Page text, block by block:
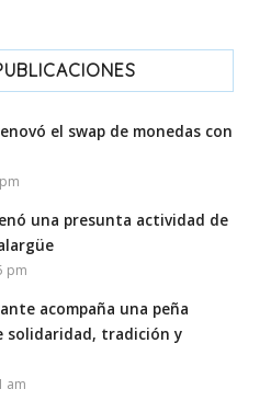
el swap de monedas con
una presunta actividad de
pm
acompaña una peña
solidaridad, tradición y
am